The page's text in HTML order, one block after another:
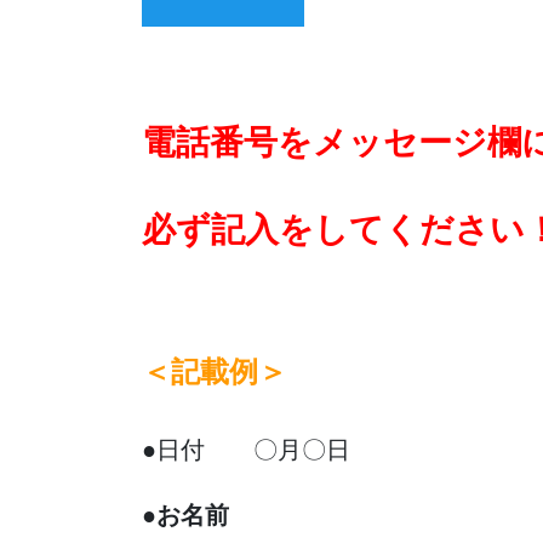
電話番号をメッセージ欄
必ず記入をしてください
＜記載例＞
●日付 〇月〇日
●お名前